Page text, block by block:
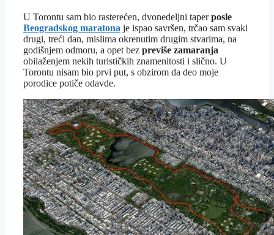
U Torontu sam bio rasterećen, dvonedeljni taperposle
Beogradskog maratona je ispao savršen, trčao sam svaki
drugi, treći dan, mislima okrenutim drugim stvarima, na
godišnjem odmoru, a opet bez previše zamaranja
obilaženjem nekih turističkih znamenitosti i slično. U
Torontu nisam bio prvi put, s obzirom da deo moje
porodice potiče odavde.